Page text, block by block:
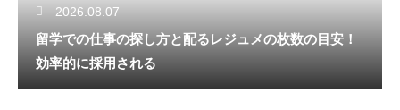
2026.08.07
留学での仕事の探し方と配るレジュメの枚数の目安！
効率的に採用される